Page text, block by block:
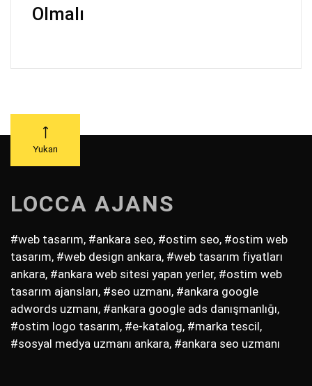
Olmalı
LOCCA AJANS
#web tasarım, #ankara seo, #ostim seo, #ostim web
tasarım, #web design ankara, #web tasarım fiyatları
ankara, #ankara web sitesi yapan yerler, #ostim web
tasarım ajansları, #seo uzmanı, #ankara google
adwords uzmanı, #ankara google ads danışmanlığı,
#ostim logo tasarım, #e-katalog, #marka tescil,
#sosyal medya uzmanı ankara, #ankara seo uzmanı
Yukarı